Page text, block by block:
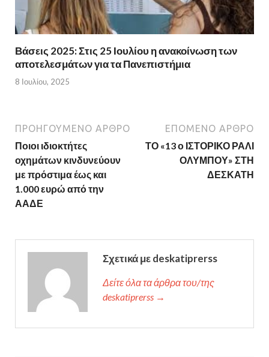
Βάσεις 2025: Στις 25 Ιουλίου η ανακοίνωση των
αποτελεσμάτων για τα Πανεπιστήμια
8 Ιουλίου, 2025
ΠΡΟΗΓΟΎΜΕΝΟ ΆΡΘΡΟ
Ποιοι ιδιοκτήτες
οχημάτων κινδυνεύουν
με πρόστιμα έως και
1.000 ευρώ από την
ΑΑΔΕ
ΕΠΌΜΕΝΟ ΆΡΘΡΟ
ΤΟ «13 ο ΙΣΤΟΡΙΚΟ ΡΑΛΙ
ΟΛΥΜΠΟΥ» ΣΤΗ
ΔΕΣΚΑΤΗ
Σχετικά με deskatiprerss
Δείτε όλα τα άρθρα του/της
deskatiprerss →